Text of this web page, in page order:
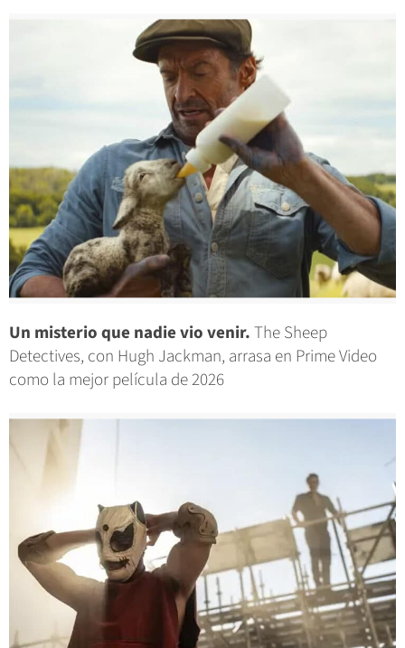
Un misterio que nadie vio venir.The Sheep
Detectives, con Hugh Jackman, arrasa en Prime Video
como la mejor película de 2026